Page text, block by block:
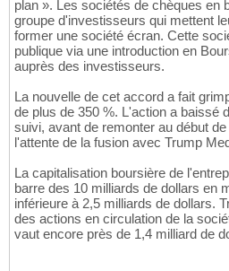
plan ». Les sociétés de chèques en
groupe d'investisseurs qui mettent
former une société écran. Cette
publique via une introduction en
auprès des investisseurs.
La nouvelle de cet accord a fait
de plus de 350 %. L'action a baissé
suivi, avant de remonter au début
l'attente de la fusion avec Trump
La capitalisation boursière de
barre des 10 milliards de dollars en
inférieure à 2,5 milliards de dollars.
des actions en circulation de la
vaut encore près de 1,4 milliard de